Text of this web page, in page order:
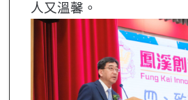
人又溫馨。